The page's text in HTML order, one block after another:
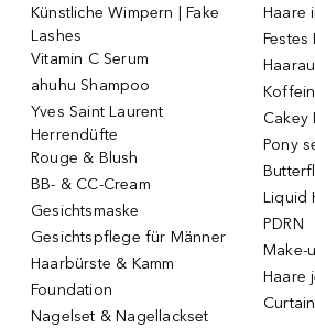
Künstliche Wimpern | Fake
Lashes
Vitamin C Serum
ahuhu Shampoo
Yves Saint Laurent
Herrendüfte
Rouge & Blush
BB- & CC-Cream
Gesichtsmaske
Gesichtspflege für Männer
Haarbürste & Kamm
Foundation
Nagelset & Nagellackset
Haare
Festes
Cakey
Pony
Liquid
PDRN
Make-
Haare